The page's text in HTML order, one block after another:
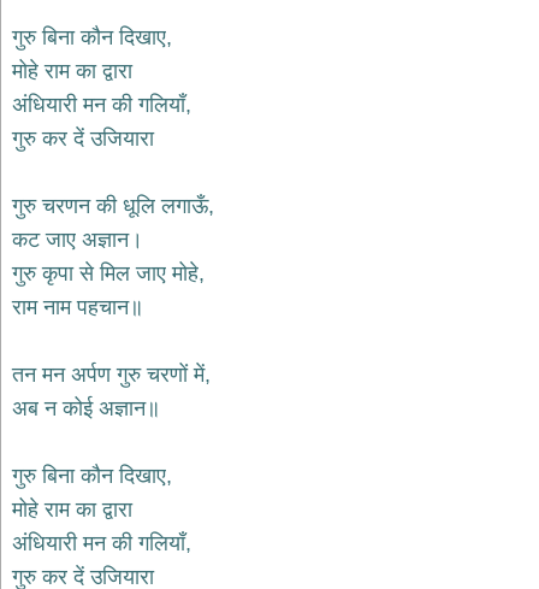
राम
भजन
raam
गुरुदेव
विविध
भजन
miscellaneous
bhajans
भजन
bhajans
बालक
नाथ
भजन
baba
nath
गुरु बिना कौन दिखाए,
मोहे राम का द्वारा
अंधियारी मन की गलियाँ,
गुरु कर दें उजियारा
गुरु चरणन की धूलि लगाऊँ,
कट जाए अज्ञान।
गुरु कृपा से मिल जाए मोहे,
राम नाम पहचान॥
तन मन अर्पण गुरु चरणों में,
अब न कोई अज्ञान॥
गुरु बिना कौन दिखाए,
मोहे राम का द्वारा
अंधियारी मन की गलियाँ,
गुरु कर दें उजियारा